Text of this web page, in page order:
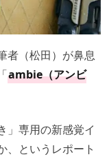
者（松田）が鼻息
ambie（アンビ
」専用の新感覚イ
、というレポート